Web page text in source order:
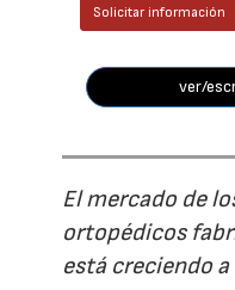
Solicitar información
ver/
El mercado de
ortopédicos
está creciendo